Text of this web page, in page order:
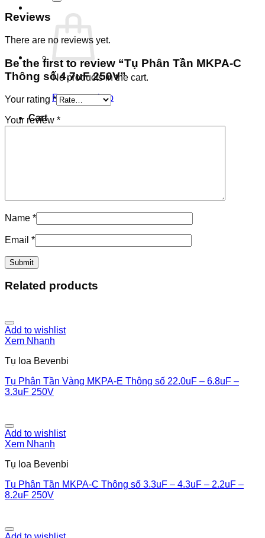
No products in the cart.
Return to shop
Cart
Reviews
There are no reviews yet.
Be the first to review “Tụ Phân Tần MKPA-C
Thông số 4.7uF 250V”
Your rating*
Your review *
Name *
Email *
Related products
Add to wishlist
Xem Nhanh
Tụ loa Bevenbi
Tụ Phân Tần Vàng MKPA-E Thông số 22.0uF – 6.8uF –
3.3uF 250V
Add to wishlist
Xem Nhanh
Tụ loa Bevenbi
Tụ Phân Tần MKPA-C Thông số 3.3uF – 4.3uF – 2.2uF –
8.2uF 250V